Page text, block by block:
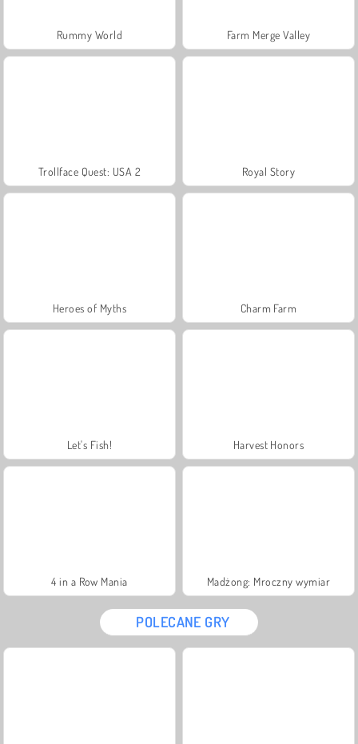
Rummy World Farm Merge Valley
Trollface Quest: USA 2 Royal Story
Heroes of Myths Charm Farm
Let's Fish! Harvest Honors
4 in a Row Mania Madżong: Mroczny wymiar
POLECANE GRY